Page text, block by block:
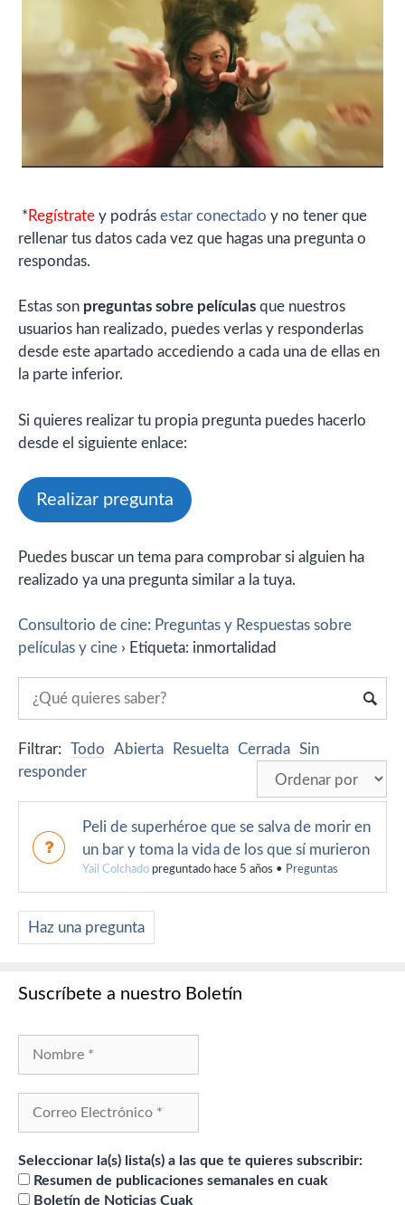
* Regístrate y podrás estar conectado y no tener que
rellenar tus datos cada vez que hagas una pregunta o
respondas.
Estas son preguntas sobre películas que nuestros
usuarios han realizado, puedes verlas y responderlas
desde este apartado accediendo a cada una de ellas en
la parte inferior.
Si quieres realizar tu propia pregunta puedes hacerlo
desde el siguiente enlace:
Realizar pregunta
Puedes buscar un tema para comprobar si alguien ha
realizado ya una pregunta similar a la tuya.
Consultorio de cine: Preguntas y Respuestas sobre
películas y cine › Etiqueta: inmortalidad
Filtrar: Todo Abierta Resuelta Cerrada Sin
responder
Peli de superhéroe que se salva de morir en
un bar y toma la vida de los que sí murieron
Yail Colchado preguntado hace 5 años • Preguntas
Haz una pregunta
Suscríbete a nuestro Boletín
Seleccionar la(s) lista(s) a las que te quieres subscribir:
Resumen de publicaciones semanales en cuak
Boletín de Noticias Cuak